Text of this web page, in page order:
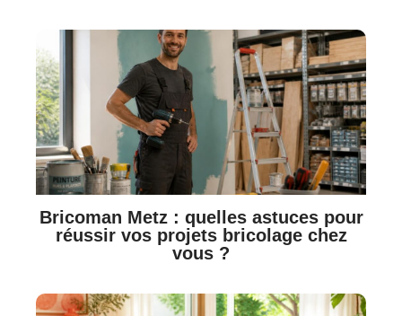
Bricoman Metz : quelles astuces pour
réussir vos projets bricolage chez
vous ?